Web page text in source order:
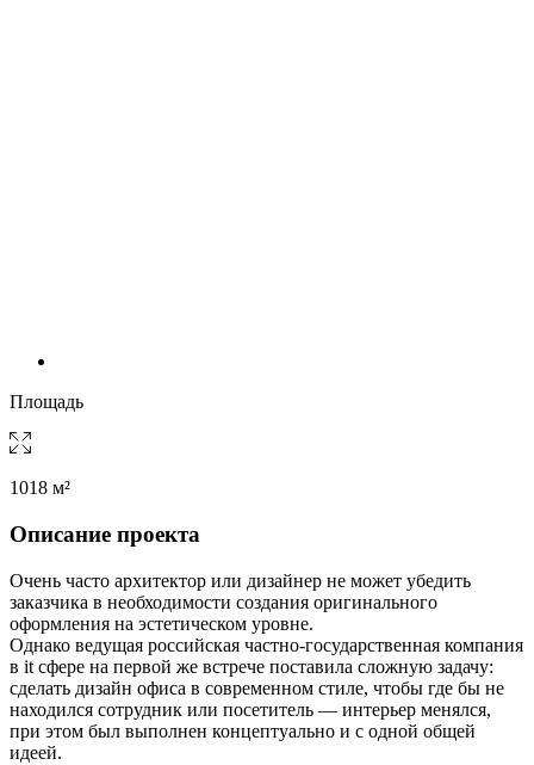
Площадь
1018 м²
Описание проекта
Очень часто архитектор или дизайнер не может убедить
заказчика в необходимости создания оригинального
оформления на эстетическом уровне.
Однако ведущая российская частно-государственная компания
в it сфере на первой же встрече поставила сложную задачу:
сделать дизайн офиса в современном стиле, чтобы где бы не
находился сотрудник или посетитель — интерьер менялся,
при этом был выполнен концептуально и с одной общей
идеей.